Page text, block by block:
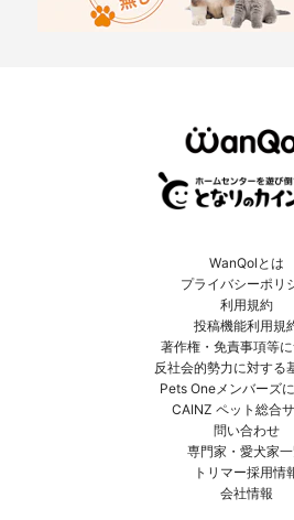
WanQolとは
プライバシーポリ
利用規約
投稿機能利用規
著作権・免責事項等
反社会的勢力に対する
Pets Oneメンバーズ
CAINZ ペット総合
問い合わせ
専門家・愛犬家
トリマー採用情
会社情報